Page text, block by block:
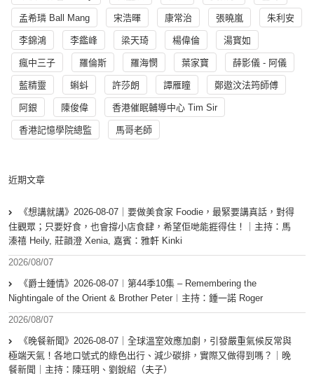
孟希璘 Ball Mang 宋浩暉 康常治 張曉嵐 朱利安
李錦鴻 李鑑峰 梁天琦 楊偉倫 湯寳如
瘋中三子 羅倫斯 羅海憫 葉家寶 薛影儀 - 阿儀
藍精靈 蝌蚪 許莎朗 譚雁瞳 鄭遨汶法筠師傅
阿銀 陳俊偉 香港催眠輔導中心 Tim Sir
香港記憶學院總監 馬哥老師
近期文章
《想講就講》2026-08-07｜要做美食家 Foodie，最緊要講真話，對得
住觀眾；只要好食，也會撐小店食肆，希望佢哋能捱得住！｜主持：馬
溱禧 Heily, 莊韻澄 Xenia, 嘉賓：雅軒 Kinki
2026/08/07
《爵士鍾情》2026-08-07︱第44季10集 – Remembering the
Nightingale of the Orient & Brother Peter︱主持：鍾一諾 Roger
2026/08/07
《晚餐新聞》2026-08-07｜全球溫室效應加劇，引發嚴重氣候反常與
極端天氣！各地口號式的綠色出行、減少碳排，實際又做得到嗎？｜晚
餐新聞｜主持：陳珏明、劉銳紹（夫子）